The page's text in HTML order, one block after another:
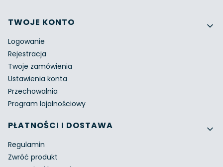
Linki w stopce
TWOJE KONTO
Logowanie
Rejestracja
Twoje zamówienia
Ustawienia konta
Przechowalnia
Program lojalnościowy
PŁATNOŚCI I DOSTAWA
Regulamin
Zwróć produkt